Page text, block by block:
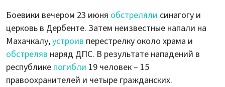
Боевики вечером 23 июня обстреляли синагогу и
церковь в Дербенте. Затем неизвестные напали на
Махачкалу,устроив перестрелку около храма и
обстреляв наряд ДПС. В результате нападений в
республике погибли 19 человек – 15
правоохранителей и четыре гражданских.